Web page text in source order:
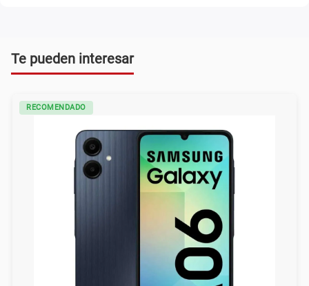
Te pueden interesar
RECOMENDADO